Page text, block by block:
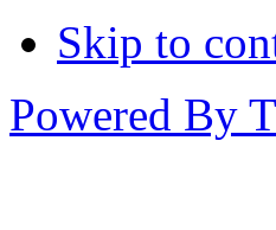
Skip to
Powered By